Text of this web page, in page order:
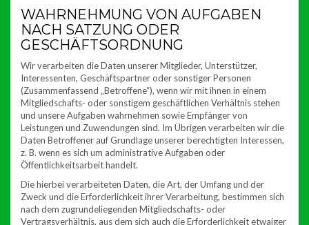
WAHRNEHMUNG VON AUFGABEN
NACH SATZUNG ODER
GESCHÄFTSORDNUNG
Wir verarbeiten die Daten unserer Mitglieder, Unterstützer,
Interessenten, Geschäftspartner oder sonstiger Personen
(Zusammenfassend „Betroffene“), wenn wir mit ihnen in einem
Mitgliedschafts- oder sonstigem geschäftlichen Verhältnis stehen
und unsere Aufgaben wahrnehmen sowie Empfänger von
Leistungen und Zuwendungen sind. Im Übrigen verarbeiten wir die
Daten Betroffener auf Grundlage unserer berechtigten Interessen,
z. B. wenn es sich um administrative Aufgaben oder
Öffentlichkeitsarbeit handelt.
Die hierbei verarbeiteten Daten, die Art, der Umfang und der
Zweck und die Erforderlichkeit ihrer Verarbeitung, bestimmen sich
nach dem zugrundeliegenden Mitgliedschafts- oder
Vertragsverhältnis, aus dem sich auch die Erforderlichkeit etwaiger